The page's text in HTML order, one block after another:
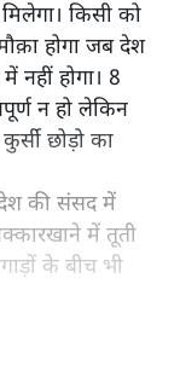
किसी को
होगा जब देश
नहीं होगा। 8
न हो लेकिन
छोड़ो का
की संसद में
में तूती
के बीच भी